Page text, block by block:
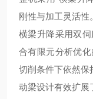
刚性与加工灵活性。
横梁升降采用双
合有限元分析优
切削条件下依然保
动梁设计有效扩展